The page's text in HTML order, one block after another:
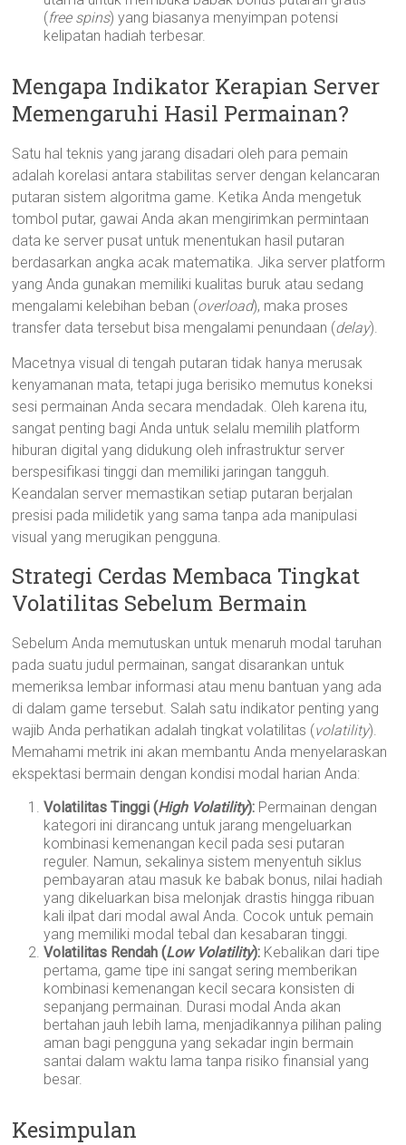
(free spins) yang biasanya menyimpan potensi
kelipatan hadiah terbesar.
Mengapa Indikator Kerapian Server
Memengaruhi Hasil Permainan?
Satu hal teknis yang jarang disadari oleh para pemain
adalah korelasi antara stabilitas server dengan kelancaran
putaran sistem algoritma game. Ketika Anda mengetuk
tombol putar, gawai Anda akan mengirimkan permintaan
data ke server pusat untuk menentukan hasil putaran
berdasarkan angka acak matematika. Jika server platform
yang Anda gunakan memiliki kualitas buruk atau sedang
mengalami kelebihan beban (overload), maka proses
transfer data tersebut bisa mengalami penundaan (delay).
Macetnya visual di tengah putaran tidak hanya merusak
kenyamanan mata, tetapi juga berisiko memutus koneksi
sesi permainan Anda secara mendadak. Oleh karena itu,
sangat penting bagi Anda untuk selalu memilih platform
hiburan digital yang didukung oleh infrastruktur server
berspesifikasi tinggi dan memiliki jaringan tangguh.
Keandalan server memastikan setiap putaran berjalan
presisi pada milidetik yang sama tanpa ada manipulasi
visual yang merugikan pengguna.
Strategi Cerdas Membaca Tingkat
Volatilitas Sebelum Bermain
Sebelum Anda memutuskan untuk menaruh modal taruhan
pada suatu judul permainan, sangat disarankan untuk
memeriksa lembar informasi atau menu bantuan yang ada
di dalam game tersebut. Salah satu indikator penting yang
wajib Anda perhatikan adalah tingkat volatilitas (volatility).
Memahami metrik ini akan membantu Anda menyelaraskan
ekspektasi bermain dengan kondisi modal harian Anda:
Volatilitas Tinggi (High Volatility): Permainan dengan
kategori ini dirancang untuk jarang mengeluarkan
kombinasi kemenangan kecil pada sesi putaran
reguler. Namun, sekalinya sistem menyentuh siklus
pembayaran atau masuk ke babak bonus, nilai hadiah
yang dikeluarkan bisa melonjak drastis hingga ribuan
kali ilpat dari modal awal Anda. Cocok untuk pemain
yang memiliki modal tebal dan kesabaran tinggi.
Volatilitas Rendah (Low Volatility): Kebalikan dari tipe
pertama, game tipe ini sangat sering memberikan
kombinasi kemenangan kecil secara konsisten di
sepanjang permainan. Durasi modal Anda akan
bertahan jauh lebih lama, menjadikannya pilihan paling
aman bagi pengguna yang sekadar ingin bermain
santai dalam waktu lama tanpa risiko finansial yang
besar.
Kesimpulan